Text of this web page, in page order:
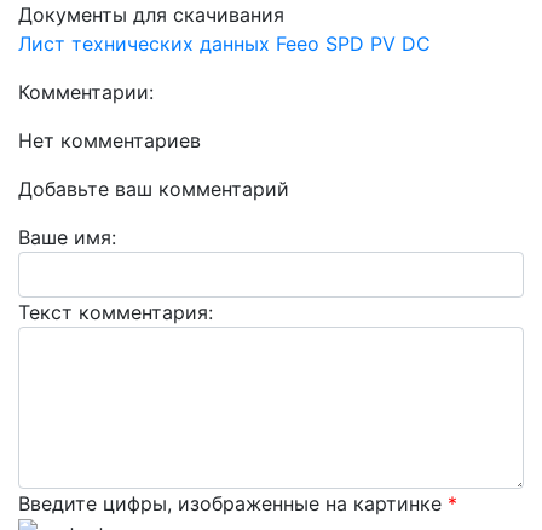
Документы для скачивания
Лист технических данных Feeo SPD PV DC
Комментарии:
Нет комментариев
Добавьте ваш комментарий
Ваше имя:
Текст комментария:
Введите цифры, изображенные на картинке *